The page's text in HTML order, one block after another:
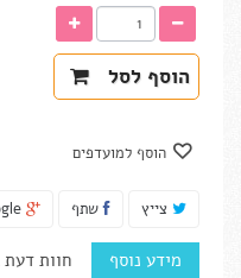
הוסף לסל
הוסף למועדפים
צייץ שתף
מידע נוסף חוות דעת